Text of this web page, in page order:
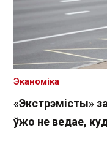
«Экстрэмісты»
ўжо не ведае,
Эканоміка